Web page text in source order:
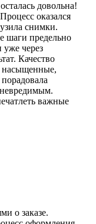
довольна!
оказался
снимки.
шаги предельно
уже через
Качество
насыщенные,
важные
о заказе.